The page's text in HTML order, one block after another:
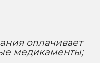
оплачивает
медикаменты;